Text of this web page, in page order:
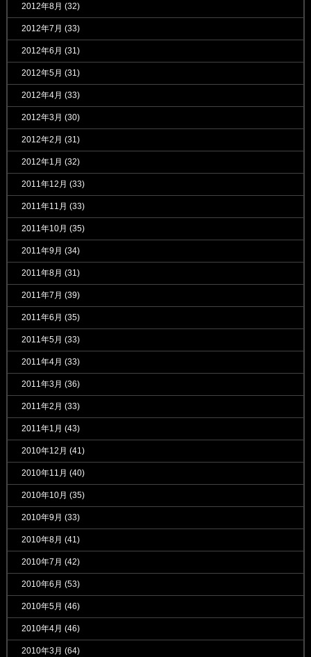
2012年8月 (32)
2012年7月 (33)
2012年6月 (31)
2012年5月 (31)
2012年4月 (33)
2012年3月 (30)
2012年2月 (31)
2012年1月 (32)
2011年12月 (33)
2011年11月 (33)
2011年10月 (35)
2011年9月 (34)
2011年8月 (31)
2011年7月 (39)
2011年6月 (35)
2011年5月 (33)
2011年4月 (33)
2011年3月 (36)
2011年2月 (33)
2011年1月 (43)
2010年12月 (41)
2010年11月 (40)
2010年10月 (35)
2010年9月 (33)
2010年8月 (41)
2010年7月 (42)
2010年6月 (53)
2010年5月 (46)
2010年4月 (46)
2010年3月 (64)